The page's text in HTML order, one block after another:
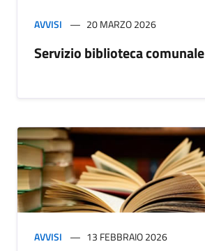
AVVISI 20 MARZO 2026
Servizio biblioteca comunale
AVVISI 13 FEBBRAIO 2026